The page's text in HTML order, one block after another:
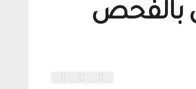
بالفحص